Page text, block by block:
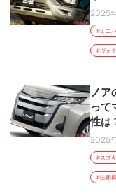
2025
#ミニ
#ヴォ
ノア
って
性は
2025
#スズキ
#生産